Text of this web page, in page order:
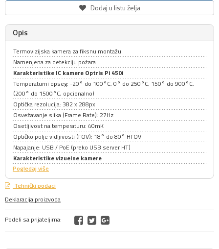
Dodaj u listu želja
Opis
Termovizijska kamera za fiksnu montažu
Namenjena za detekciju požara
Karakteristike IC kamere Optris Pi 450i
Temperaturni opseg: -20° do 100°C, 0° do 250°C, 150° do 900°C,
(200° do 1500°C, opcionalno)
Optička rezolucija: 382 x 288px
Osvežavanje slika (Frame Rate): 27Hz
Osetljivost na temperaturu: 40mK
Optičko polje vidljivosti (FOV): 18° do 80° HFOV
Napajanje: USB / PoE (preko USB server HT)
Karakteristike vizuelne kamere
Pogledaj više
Tehnički podaci
Deklaracija proizvoda
Podeli sa prijateljima: